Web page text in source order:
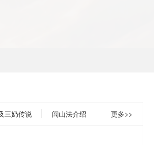
更多>>
三奶传说 闾山法介绍